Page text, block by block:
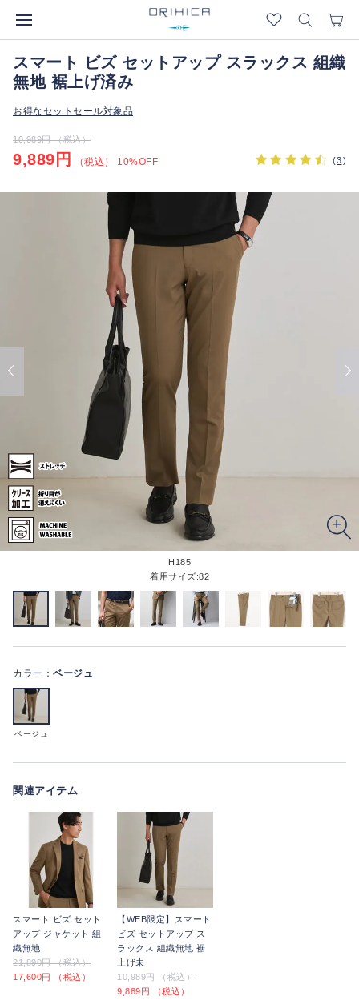
スマート ビズ セットアップ スラックス 組織
無地 裾上げ済み
お得なセットセール対象品
10,989円 （税込）
9,889円 （税込） 10%OFF (3)
H185
着用サイズ:82
カラー： ベージュ
ベージュ
関連アイテム
スマート ビズ セット
アップ ジャケット 組
織無地
21,890円 （税込）
17,600円 （税込）
【WEB限定】スマート
ビズ セットアップ ス
ラックス 組織無地 裾
上げ未
10,989円 （税込）
9,889円 （税込）